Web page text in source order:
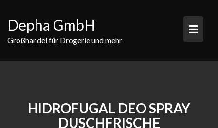
content
Depha GmbH
Großhandel für Drogerie und mehr
HIDROFUGAL DEO SPRAY
DUSCHFRISCHE